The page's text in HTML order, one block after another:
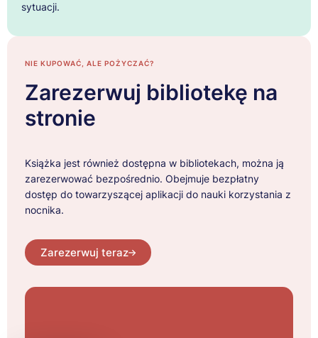
sytuacji.
NIE KUPOWAĆ, ALE POŻYCZAĆ?
Zarezerwuj bibliotekę na
stronie
Książka jest również dostępna w bibliotekach, można ją
zarezerwować bezpośrednio. Obejmuje bezpłatny
dostęp do towarzyszącej aplikacji do nauki korzystania z
nocnika.
Zarezerwuj teraz